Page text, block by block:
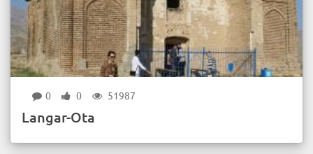
0 0 51987
Langar-Ota